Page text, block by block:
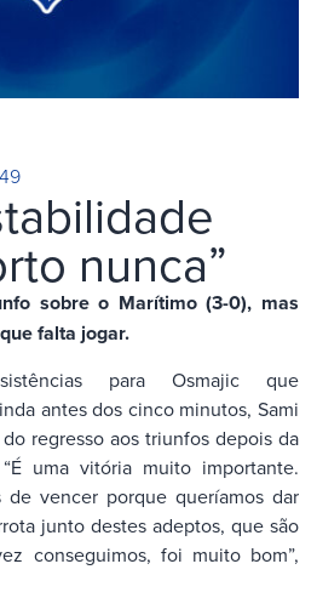
nunca”
sobre o Marítimo (3-0), mas
falta jogar.
para Osmajic que
antes dos cinco minutos, Sami
regresso aos triunfos depois da
uma vitória muito importante.
de vencer porque queríamos dar
junto destes adeptos, que são
conseguimos, foi muito bom”,